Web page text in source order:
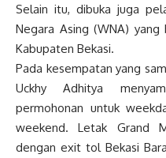
Selain itu, dibuka juga
Negara Asing (WNA)
Kabupaten Bekasi.
Pada kesempatan yang
Uckhy Adhitya
permohonan untuk
weekend. Letak Grand
dengan exit tol Bekasi